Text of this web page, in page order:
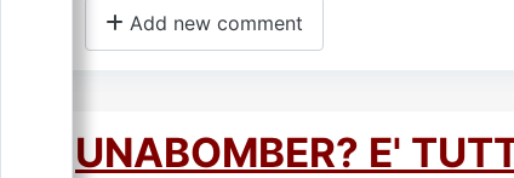
Add new comment
UNABOMBER? E'